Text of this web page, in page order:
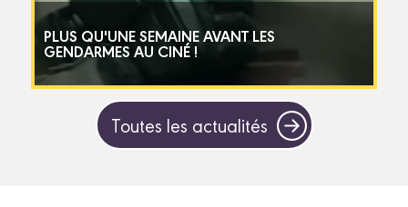
PLUS QU'UNE SEMAINE AVANT LES
GENDARMES AU CINÉ !
Toutes les actualités